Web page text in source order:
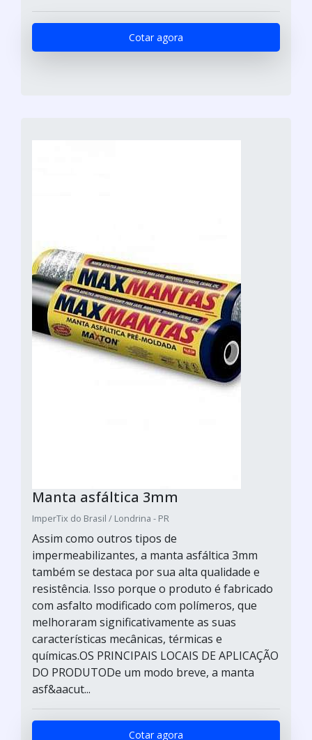
Cotar agora
Manta asfáltica 3mm
ImperTix do Brasil / Londrina - PR
Assim como outros tipos de
impermeabilizantes, a manta asfáltica 3mm
também se destaca por sua alta qualidade e
resistência. Isso porque o produto é fabricado
com asfalto modificado com polímeros, que
melhoraram significativamente as suas
características mecânicas, térmicas e
químicas.OS PRINCIPAIS LOCAIS DE APLICAÇÃO
DO PRODUTODe um modo breve, a manta
asf&aacut...
Cotar agora